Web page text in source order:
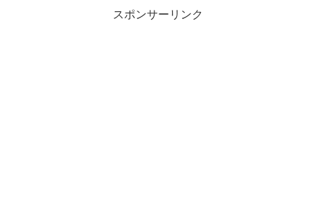
スポンサーリンク